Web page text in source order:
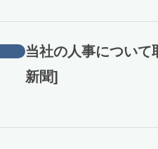
当社の人事につい
新聞]